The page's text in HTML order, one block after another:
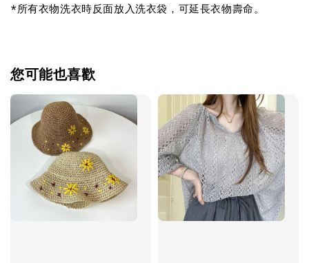
*所有衣物洗衣時反面放入洗衣袋，可延長衣物壽命。
您可能也喜歡